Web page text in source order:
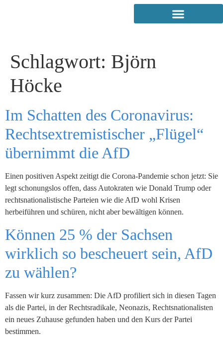
Schlagwort: Björn
Höcke
Im Schatten des Coronavirus:
Rechtsextremistischer „Flügel“
übernimmt die AfD
Einen positiven Aspekt zeitigt die Corona-Pandemie schon jetzt: Sie
legt schonungslos offen, dass Autokraten wie Donald Trump oder
rechtsnationalistische Parteien wie die AfD wohl Krisen
herbeiführen und schüren, nicht aber bewältigen können.
Können 25 % der Sachsen
wirklich so bescheuert sein, AfD
zu wählen?
Fassen wir kurz zusammen: Die AfD profiliert sich in diesen Tagen
als die Partei, in der Rechtsradikale, Neonazis, Rechtsnationalisten
ein neues Zuhause gefunden haben und den Kurs der Partei
bestimmen.